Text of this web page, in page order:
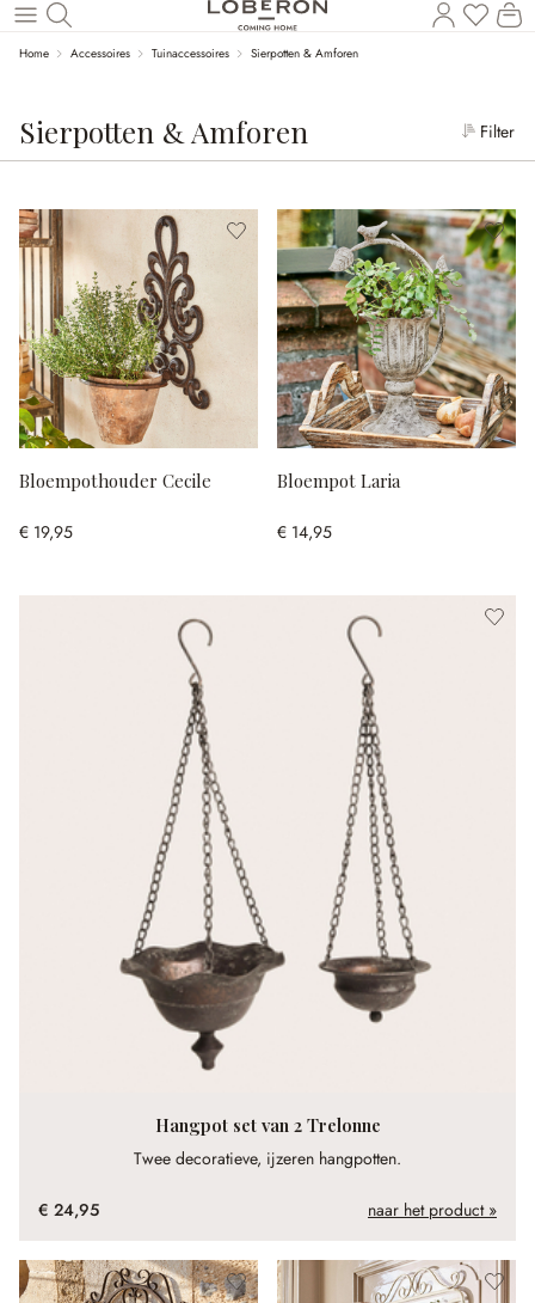
Naar de hoofdinhoud
Home Accessoires Tuinaccessoires Sierpotten & Amforen
Sierpotten & Amforen Filter
Bloempothouder Cecile
€ 19,95
Hangpot set van 2 Trelonne
Twee decoratieve, ijzeren hangpotten.
€ 24,95 naar het product »
Bloempot Laria
€ 14,95